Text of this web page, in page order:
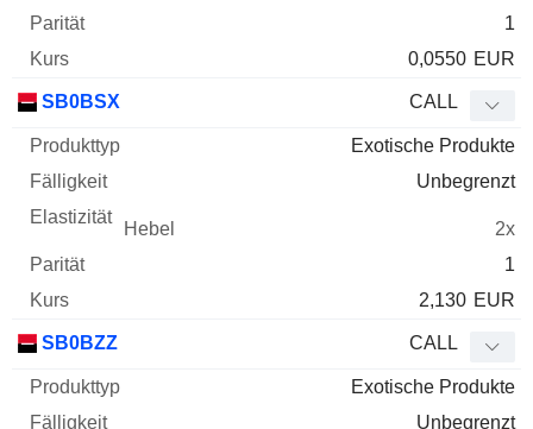
1
0,0550 EUR
SB0BSX CALL
Exotische Produkte
Unbegrenzt
2x
1
2,130 EUR
SB0BZZ CALL
Exotische Produkte
Unbegrenzt